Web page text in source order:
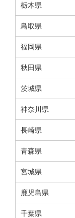
栃木県
鳥取県
福岡県
秋田県
茨城県
神奈川県
長崎県
青森県
宮城県
鹿児島県
千葉県